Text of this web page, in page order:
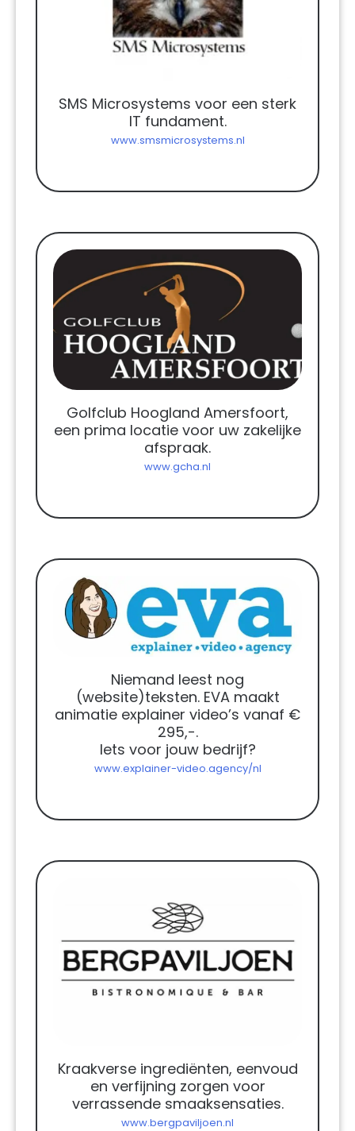
SMS Microsystems voor een sterk
IT fundament.
www.smsmicrosystems.nl
Golfclub Hoogland Amersfoort,
een prima locatie voor uw zakelijke
afspraak.
www.gcha.nl
Niemand leest nog
(website)teksten. EVA maakt
animatie explainer video’s vanaf €
295,-.
Iets voor jouw bedrijf?
www.explainer-video.agency/nl
Kraakverse ingrediënten, eenvoud
en verfijning zorgen voor
verrassende smaaksensaties.
www.bergpaviljoen.nl